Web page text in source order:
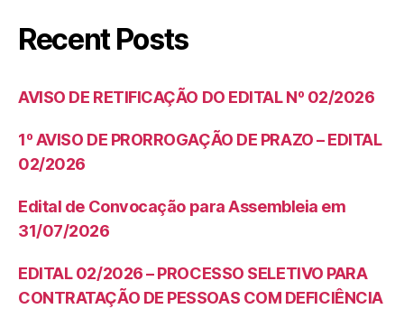
Recent Posts
AVISO DE RETIFICAÇÃO DO EDITAL Nº 02/2026
1º AVISO DE PRORROGAÇÃO DE PRAZO – EDITAL
02/2026
Edital de Convocação para Assembleia em
31/07/2026
EDITAL 02/2026 – PROCESSO SELETIVO PARA
CONTRATAÇÃO DE PESSOAS COM DEFICIÊNCIA